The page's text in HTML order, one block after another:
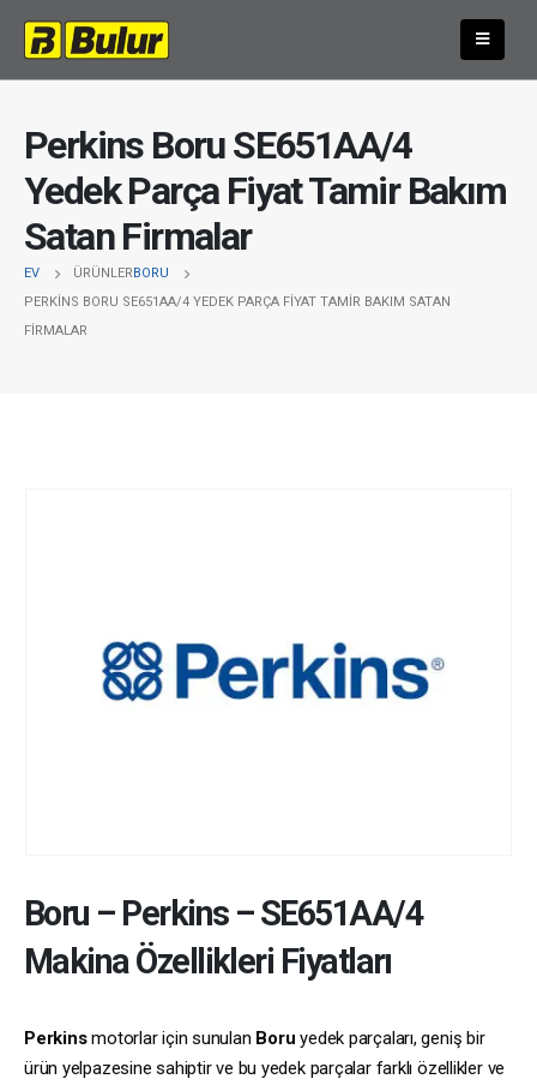
Perkins Boru SE651AA/4
Yedek Parça Fiyat Tamir Bakım
Satan Firmalar
EV ÜRÜNLERBORU
PERKINS BORU SE651AA/4 YEDEK PARÇA FIYAT TAMIR BAKIM SATAN
FIRMALAR
Boru – Perkins–SE651AA/4
Makina Özellikleri Fiyatları
Perkinsmotorlar için sunulan Boru yedek parçaları, geniş bir
ürün yelpazesine sahiptir ve bu yedek parçalar farklı özellikler ve